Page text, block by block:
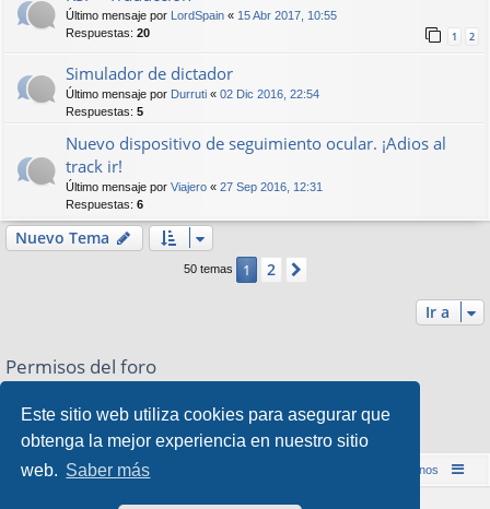
Este sitio web utiliza cookies para asegurar que
obtenga la mejor experiencia en nuestro sitio
web. Saber más
Último mensaje por LordSpain « 15 Abr 2017, 10:55
Respuestas: 20 1 2
Simulador de dictador
Último mensaje por Durruti « 02 Dic 2016, 22:54
Respuestas: 5
Nuevo dispositivo de seguimiento ocular. ¡Adios al
track ir!
Último mensaje por Viajero « 27 Sep 2016, 12:31
Respuestas: 6
Nuevo Tema
50 temas 1 2
Ir a
Permisos del foro
No puede responder a temas en este Foro
No puedeeditar sus mensajes en este Foro
No puedeborrar sus mensajes en este Foro
Inicio (Web) Foro Punta de Lanza Wargames Contáctenos
Desarrollado porphpBB® Forum Software © phpBB Limited